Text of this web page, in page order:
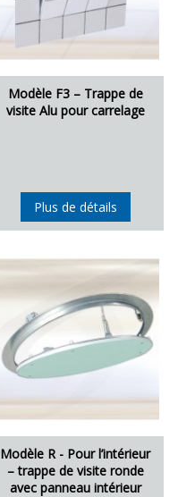
Modèle F3 – Trappe de
visite Alu pour carrelage
Plus de détails
Modèle R - Pour l’intérieur
– trappe de visite ronde
avec panneau intérieur